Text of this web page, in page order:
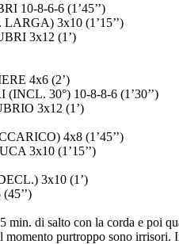
10-8-6-6 (1’45’’)
3x10 (1’15’’)
3x12 (1’)
4x6 (2’)
30°) 10-8-8-6 (1’30’’)
3x12 (1’)
4x8 (1’45’’)
3x10 (1’15’’)
3x10 (1’)
min. di salto con la corda e poi
momento purtroppo sono